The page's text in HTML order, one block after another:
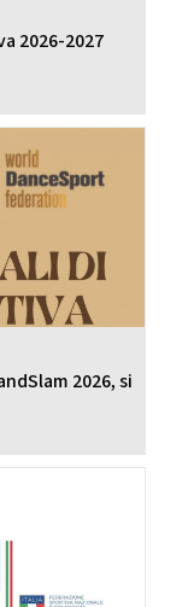
2026-2027
2026, si